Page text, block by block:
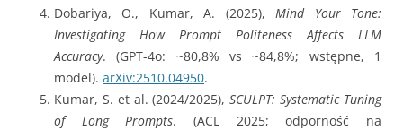
Dobariya, O., Kumar, A. (2025),Mind Your Tone:
Investigating How Prompt Politeness Affects LLM
Accuracy. (GPT-4o: ~80,8% vs ~84,8%; wstępne, 1
model). arXiv:2510.04950.
Kumar, S. et al. (2024/2025),SCULPT: Systematic Tuning
of Long Prompts. (ACL 2025; odporność na